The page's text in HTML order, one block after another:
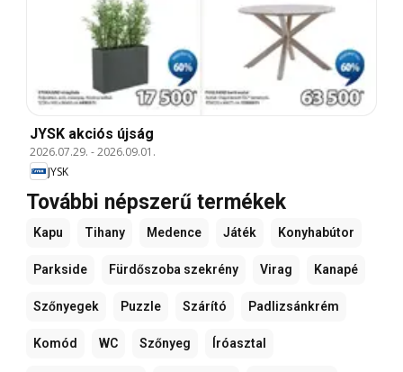
JYSK akciós újság
2026.07.29. -2026.09.01.
JYSK
További népszerű termékek
Kapu Tihany Medence Játék Konyhabútor
Parkside Fürdőszoba szekrény Virag Kanapé
Szőnyegek Puzzle Szárító Padlizsánkrém
Komód WC Szőnyeg Íróasztal